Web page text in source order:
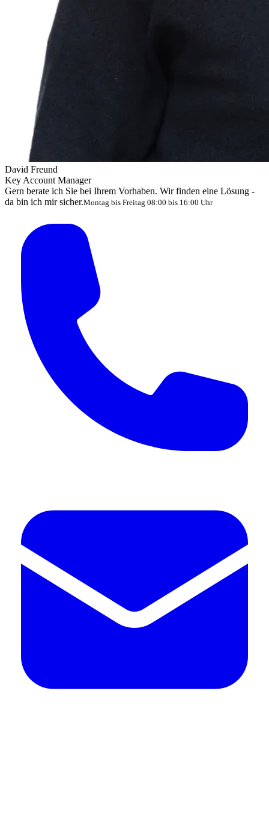
David Freund
Key Account Manager
Gern berate ich Sie bei Ihrem Vorhaben. Wir finden eine Lösung -
da bin ich mir sicher.Montag bis Freitag 08:00 bis 16:00 Uhr